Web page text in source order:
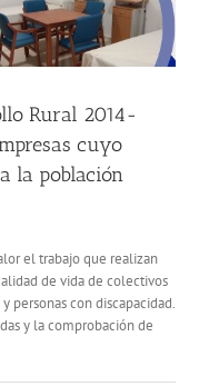
Rural 2014-
cuyo
la población
el trabajo que realizan
de vida de colectivos
personas con discapacidad.
y la comprobación de